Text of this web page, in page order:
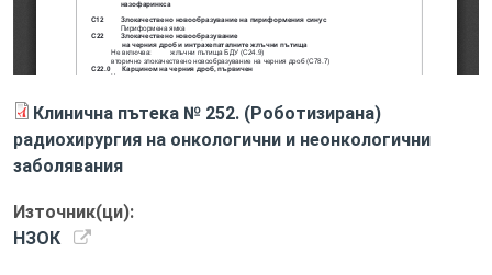
Клинична пътека № 252. (Роботизирана)
радиохирургия на онкологични и неонкологични
заболявания
Източник(ци):
НЗОК